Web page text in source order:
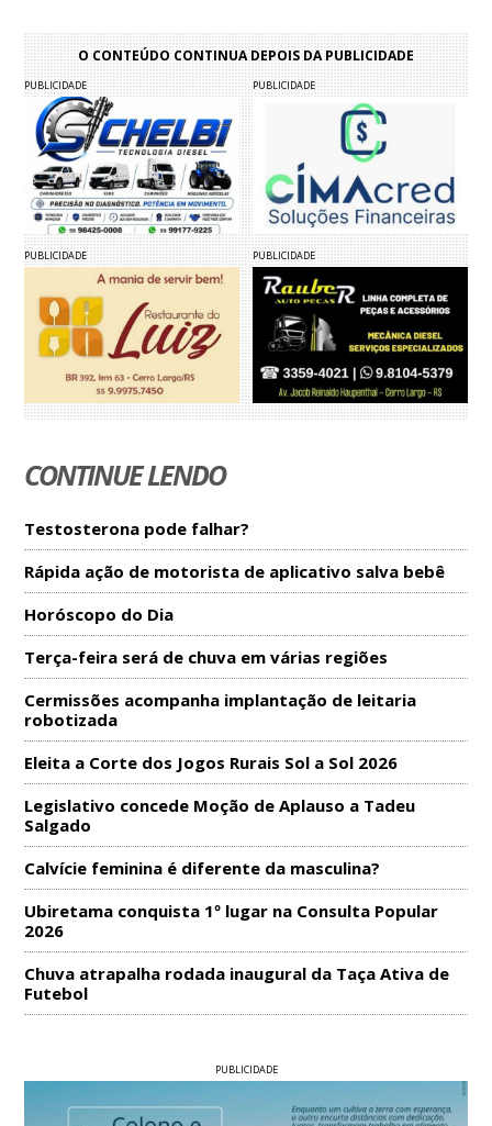
O CONTEÚDO CONTINUA DEPOIS DA PUBLICIDADE
PUBLICIDADE PUBLICIDADE
PUBLICIDADE PUBLICIDADE
CONTINUE LENDO
Testosterona pode falhar?
Rápida ação de motorista de aplicativo salva bebê
Horóscopo do Dia
Terça-feira será de chuva em várias regiões
Cermissões acompanha implantação de leitaria
robotizada
Eleita a Corte dos Jogos Rurais Sol a Sol 2026
Legislativo concede Moção de Aplauso a Tadeu
Salgado
Calvície feminina é diferente da masculina?
Ubiretama conquista 1º lugar na Consulta Popular
2026
Chuva atrapalha rodada inaugural da Taça Ativa de
Futebol
PUBLICIDADE